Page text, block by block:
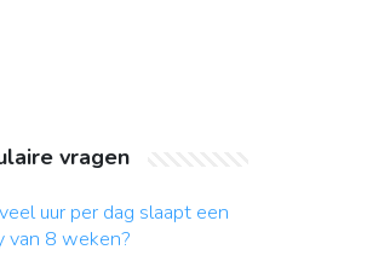
vragen
uur per dag slaapt een
van 8 weken?